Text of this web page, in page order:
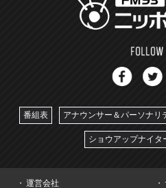
番組表 アナウンサー＆パーソナリ
ショウアップナイタ
運営会社